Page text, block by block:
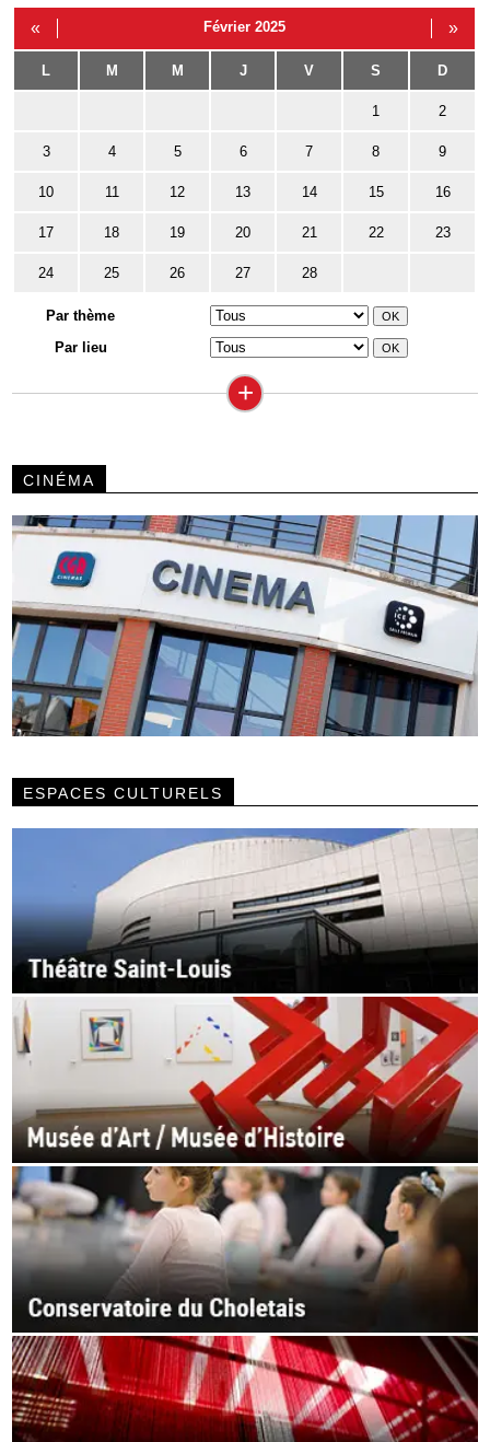
« Février 2025 »
L M M J V S D
1 2
3 4 5 6 7 8 9
10 11 12 13 14 15 16
17 18 19 20 21 22 23
24 25 26 27 28
Par thème
Par lieu
+
CINÉMA
ESPACES CULTURELS